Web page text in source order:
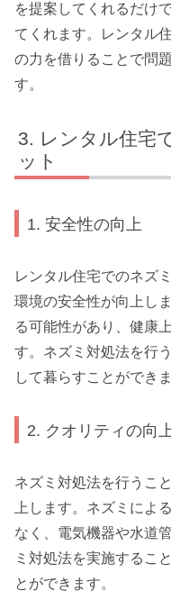
を提案してくれるだけ
てくれます。レンタル
の力を借りることで問
す。
レンタル住宅
ット
1. 安全性の向上
レンタル住宅でのネズ
環境の安全性が向上し
る可能性があり、健康
す。ネズミ対処法を行
して暮らすことができま
2. クオリティの向
ネズミ対処法を行うこ
上します。ネズミによ
なく、電気機器や水道
ミ対処法を実施するこ
とができます。